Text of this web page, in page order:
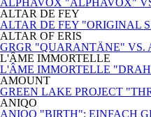
ALPHAVOX "ALPHAVOX"
ALTAR DE FEY
ALTAR DE FEY "ORIGINAL
ALTAR OF ERIS
GRGR "QUARANTÄNE" VS.
L'ÂME IMMORTELLE
L'ÂME IMMORTELLE
AMOUNT
GREEN LAKE PROJECT
ANIQO
ANIQO "BIRTH": EINFACH